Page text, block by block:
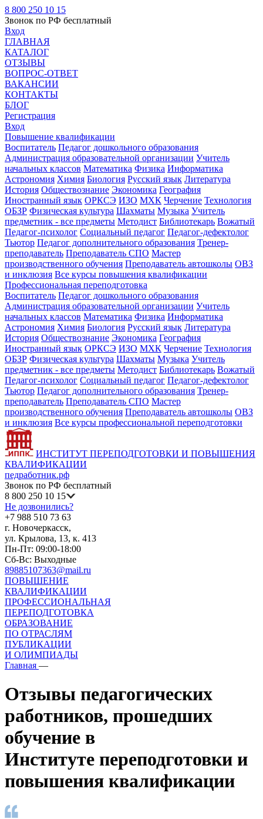
8 800 250 10 15
Звонок по РФ бесплатный
Вход
ГЛАВНАЯ
КАТАЛОГ
ОТЗЫВЫ
ВОПРОС-ОТВЕТ
ВАКАНСИИ
КОНТАКТЫ
БЛОГ
Регистрация
Вход
Повышение квалификации
Воспитатель Педагог дошкольного образования
Администрация образовательной организации Учитель
начальных классов Математика Физика Информатика
Астрономия Химия Биология Русский язык Литература
История Обществознание Экономика География
Иностранный язык ОРКСЭ ИЗО МХК Черчение Технология
ОБЗР Физическая культура Шахматы Музыка Учитель
предметник - все предметы Методист Библиотекарь Вожатый
Педагог-психолог Социальный педагог Педагог-дефектолог
Тьютор Педагог дополнительного образования Тренер-
преподаватель Преподаватель СПО Мастер
производственного обучения Преподаватель автошколы ОВЗ
и инклюзия Все курсы повышения квалификации
Профессиональная переподготовка
Воспитатель Педагог дошкольного образования
Администрация образовательной организации Учитель
начальных классов Математика Физика Информатика
Астрономия Химия Биология Русский язык Литература
История Обществознание Экономика География
Иностранный язык ОРКСЭ ИЗО МХК Черчение Технология
ОБЗР Физическая культура Шахматы Музыка Учитель
предметник - все предметы Методист Библиотекарь Вожатый
Педагог-психолог Социальный педагог Педагог-дефектолог
Тьютор Педагог дополнительного образования Тренер-
преподаватель Преподаватель СПО Мастер
производственного обучения Преподаватель автошколы ОВЗ
и инклюзия Все курсы профессиональной переподготовки
ИНСТИТУТ ПЕРЕПОДГОТОВКИ И ПОВЫШЕНИЯ
КВАЛИФИКАЦИИ
педработник.рф
Звонок по РФ бесплатный
8 800 250 10 15
Не дозвонились?
+7 988 510 73 63
г. Новочеркасск,
ул. Крылова, 13, к. 413
Пн-Пт: 09:00-18:00
Сб-Вс: Выходные
89885107363@mail.ru
ПОВЫШЕНИЕ
КВАЛИФИКАЦИИ
ПРОФЕССИОНАЛЬНАЯ
ПЕРЕПОДГОТОВКА
ОБРАЗОВАНИЕ
ПО ОТРАСЛЯМ
ПУБЛИКАЦИИ
И ОЛИМПИАДЫ
Главная —
Отзывы педагогических
работников, прошедших
обучение в
Институте переподготовки и
повышения квалификации